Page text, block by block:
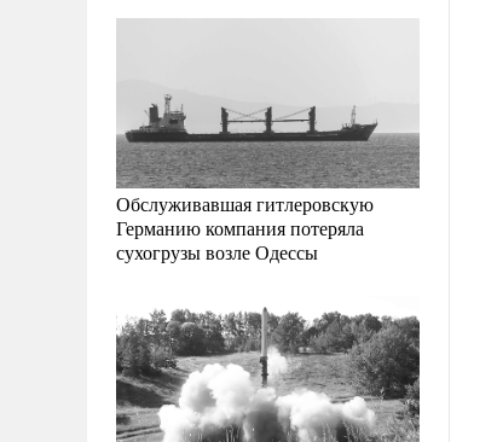
Обслуживавшая гитлеровскую
Германию компания потеряла
сухогрузы возле Одессы